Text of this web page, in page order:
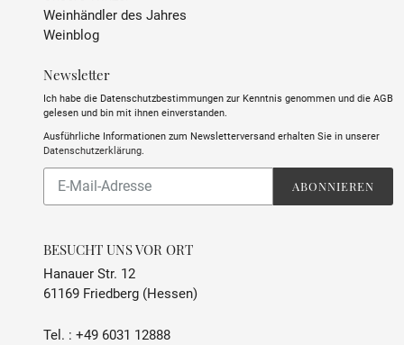
Weinhändler des Jahres
Weinblog
Newsletter
Ich habe die Datenschutzbestimmungen zur Kenntnis genommen und die AGB
gelesen und bin mit ihnen einverstanden.
Ausführliche Informationen zum Newsletterversand erhalten Sie in unserer
Datenschutzerklärung.
unsere
ABONNIEREN
BESUCHT UNS VOR ORT
Hanauer Str. 12
61169 Friedberg (Hessen)
Tel. : +49 6031 12888